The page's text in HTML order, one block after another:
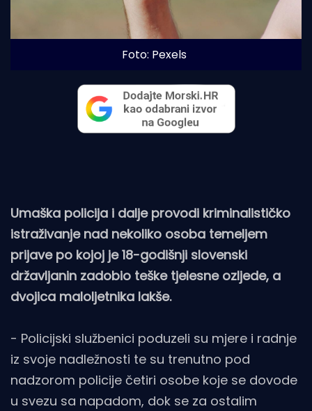
Foto: Pexels
Umaška policija i dalje provodi kriminalističko
istraživanje nad nekoliko osoba temeljem
prijave po kojoj je 18-godišnji slovenski
državljanin zadobio teške tjelesne ozljede, a
dvojica maloljetnika lakše.
- Policijski službenici poduzeli su mjere i radnje
iz svoje nadležnosti te su trenutno pod
nadzorom policije četiri osobe koje se dovode
u svezu sa napadom, dok se za ostalim